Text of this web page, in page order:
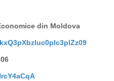
din Moldova